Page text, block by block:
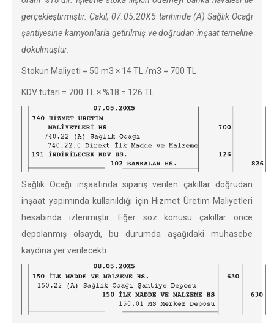
gerçekleştirmiştir. Çakıl, 07.05.20X5 tarihinde (A) Sağlık Ocağı
şantiyesine kamyonlarla getirilmiş ve doğrudan inşaat temeline
dökülmüştür.
Stokun Maliyeti = 50 m3 × 14 TL /m3 = 700 TL
KDV tutarı = 700 TL × %18 = 126 TL
Sağlık Ocağı inşaatında sipariş verilen çakıllar doğrudan
inşaat yapımında kullanıldığı için Hizmet Üretim Maliyetleri
hesabında izlenmiştir. Eğer söz konusu çakıllar önce
depolanmış olsaydı, bu durumda aşağıdaki muhasebe
kaydına yer verilecekti.